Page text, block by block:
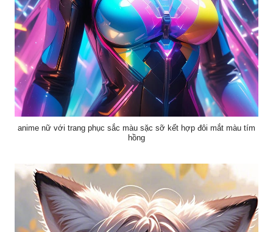
anime nữ với trang phục sắc màu sặc sỡ kết hợp đôi mắt màu tím
hồng